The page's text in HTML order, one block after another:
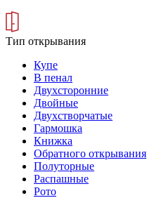
Тип открывания
Купе
В пенал
Двухсторонние
Двойные
Двухстворчатые
Гармошка
Книжка
Обратного открывания
Полуторные
Распашные
Рото